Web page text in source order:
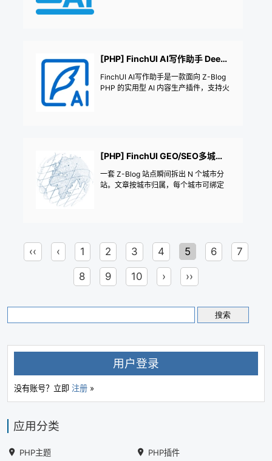
[PHP] FinchUI AI写作助手 DeepSeek 豆包 Kimi 千问 Grok MiMo ChatGPT 批量生成文章 智能配图 重写文章 定时发布 多网站群发
FinchUI AI写作助手是一款面向 Z-Blog
PHP 的实用型 AI 内容生产插件，支持火
内置提示模板、自动配图、自动分类发
务批量处理，以及多网站群发和远程站
点统一管理能力，帮助站长把“写内容、
[PHP] FinchUI GEO/SEO多城市分站插件 一套站点拆出N个城市分站 本地长尾词流量
一套 Z-Blog 站点瞬间拆出 N 个城市分
站。文章按城市归属，每个城市可绑定
域名 / 入口导出等批量工具，列表支持分
页（每页 50 条）。全局 SEO 标题模板
+ 每城市独立首页 SEO 三件套 + canoni
cal 自动注入 + 按城市 sitemap，本地 S
或聚合到主站，由开关自由切换。内置
整页 HTML 缓存管理（文件 / APCu / M
负载过高和 502 问题，支持全站/按城
市/按 URL 刷新与一键预热。前台浮动切
选启用 IP 自动切换（默认关闭，后台一
本地服务、招商加盟、连锁品牌、本地
资讯、房产汽车、招聘培训等吃地域长
‹‹ ‹ 1 2 3 4 5 6 7
8 9 10 › ››
用户登录
没有账号？立即 注册 »
应用分类
PHP主题 PHP插件